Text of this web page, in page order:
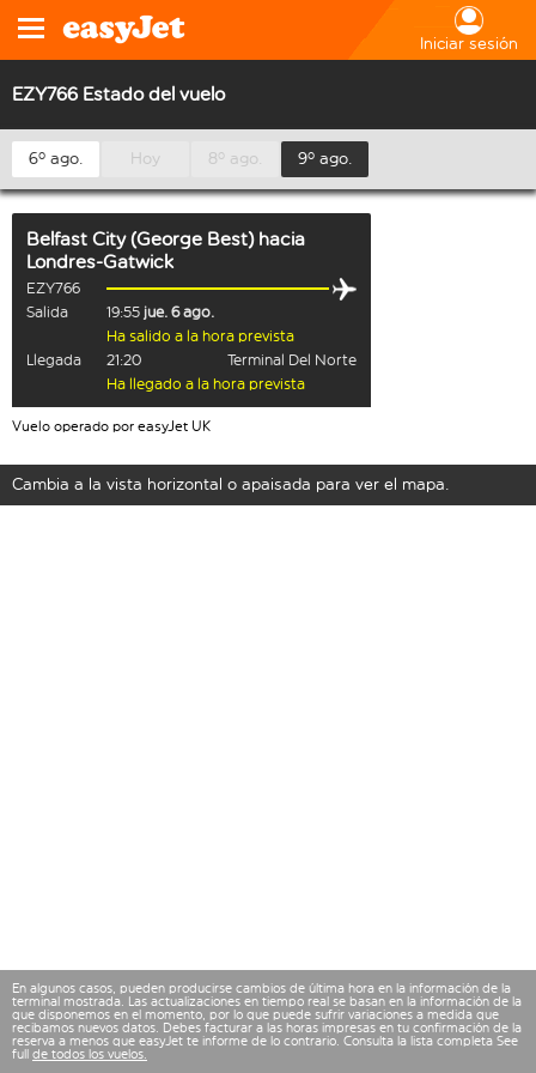
Iniciar sesión
EZY766 Estado del vuelo
6º ago. Hoy 8º ago. 9º ago.
Belfast City (George Best) hacia
Londres-Gatwick
EZY766
Salida
19:55 jue. 6 ago.
Ha salido a la hora prevista
Llegada
21:20
Terminal Del Norte
Ha llegado a la hora prevista
Vuelo operado por easyJet UK
Cambia a la vista horizontal o apaisada para ver el mapa.
En algunos casos, pueden producirse cambios de última hora en la información de la
terminal mostrada. Las actualizaciones en tiempo real se basan en la información de la
que disponemos en el momento, por lo que puede sufrir variaciones a medida que
recibamos nuevos datos. Debes facturar a las horas impresas en tu confirmación de la
reserva a menos que easyJet te informe de lo contrario. Consulta la lista completa See
full de todos los vuelos.